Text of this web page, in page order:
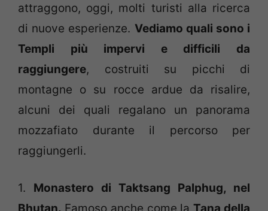
attraggono, oggi, molti turisti alla ricerca
di nuove esperienze. Vediamo quali sono i
Templi più impervi e difficili da
raggiungere, costruiti su picchi di
montagne o su rocce ardue da risalire,
alcuni dei quali regalano un panorama
mozzafiato durante il percorso per
raggiungerli.
1. Monastero di Taktsang Palphug, nel